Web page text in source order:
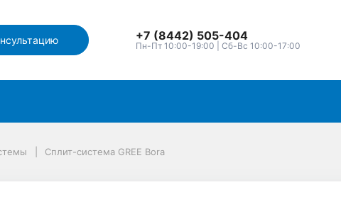
+7 (8442) 505-404
Пн-Пт 10:00-19:00 | Сб-Вс 10:00-17:00
Сплит-система GREE Bora